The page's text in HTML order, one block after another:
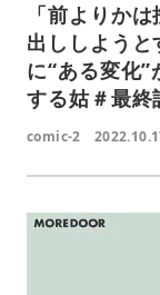
「前よりか
出ししよう
に“ある変化
する姑＃最終
comic-2